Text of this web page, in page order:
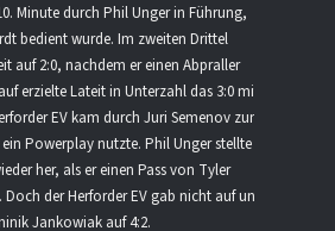
Minute durch Phil Unger in Führung,
bedient wurde. Im zweiten Drittel
auf 2:0, nachdem er einen Abpraller
erzielte Lateit in Unterzahl das 3:0 mit
EV kam durch Juri Semenov zum
Powerplay nutzte. Phil Unger stellte
her, als er einen Pass von Tyler
der Herforder EV gab nicht auf und
Jankowiak auf 4:2.